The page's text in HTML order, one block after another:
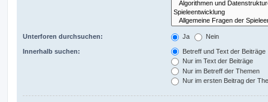
Unterforen durchsuchen: Ja Nein
Innerhalb suchen:
Betreff und Text der Beiträge
Nur im Text der Beiträge
Nur im Betreff der Themen
Nur im ersten Beitrag der